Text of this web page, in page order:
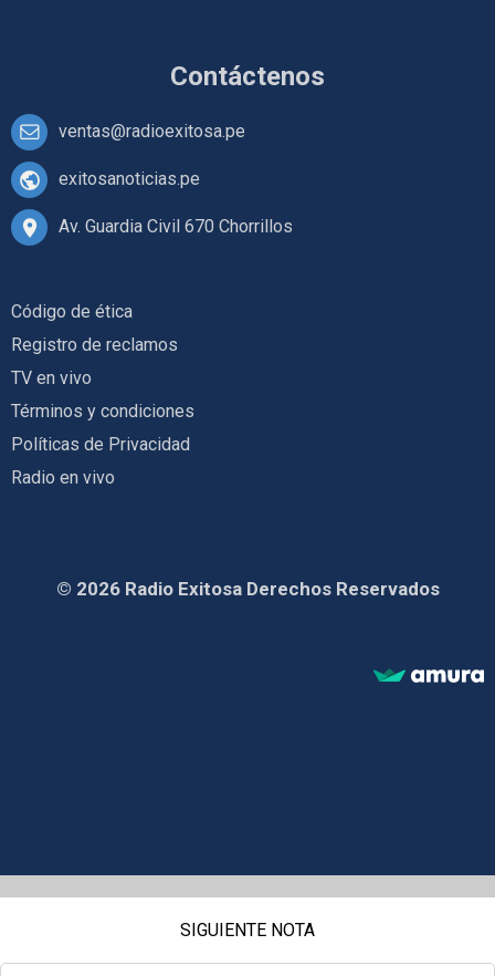
Contáctenos
ventas@radioexitosa.pe
exitosanoticias.pe
Av. Guardia Civil 670 Chorrillos
Código de ética
Registro de reclamos
TV en vivo
Términos y condiciones
Políticas de Privacidad
Radio en vivo
© 2026 Radio Exitosa Derechos Reservados
SIGUIENTE NOTA